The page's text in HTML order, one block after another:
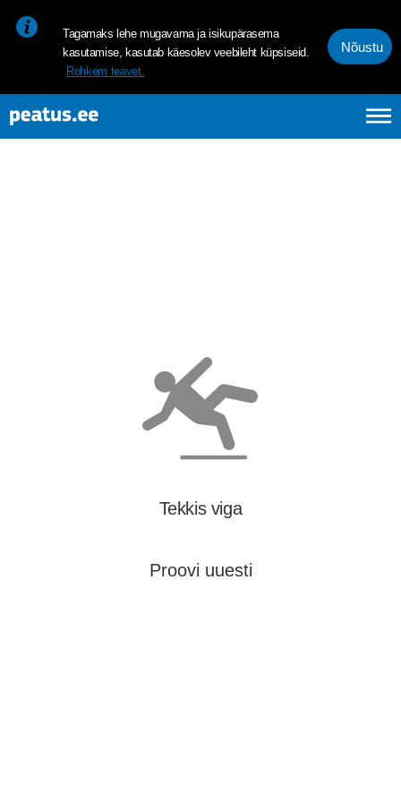
Tagamaks lehe mugavama ja isikupärasema
kasutamise, kasutab käesolev veebileht küpsiseid.
Rohkem teavet.
Nõustu
Tekkis viga
Proovi uuesti